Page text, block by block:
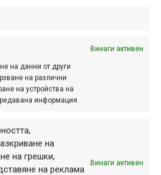
Винаги активен
на данни от други
на различни
на устройства на
информация.
на
на грешки,
на реклама
Винаги активен
Реклама